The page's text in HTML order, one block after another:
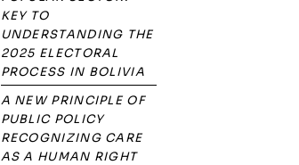
KEY TO
UNDERSTANDING THE
2025 ELECTORAL
PROCESS IN BOLIVIA
A NEW PRINCIPLE OF
PUBLIC POLICY
RECOGNIZING CARE
AS A HUMAN RIGHT